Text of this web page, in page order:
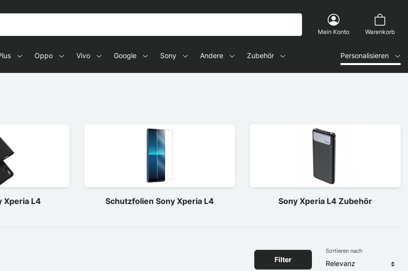
Mein Konto Warenkorb
Oppo Vivo Google Sony Andere Zubehör Personalisieren
Xperia L4 Schutzfolien Sony Xperia L4 Sony Xperia L4 Zubehör
Filter
Sortieren nach